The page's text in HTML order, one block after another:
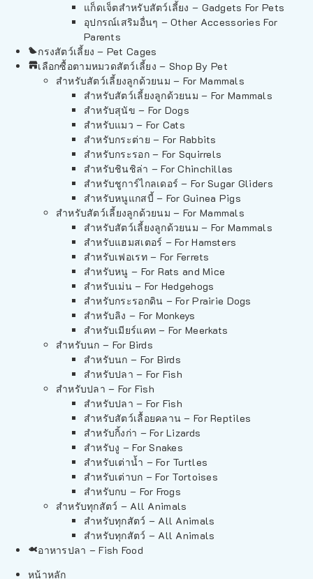
แก็ดเจ็ตสำหรับสัตว์เลี้ยง – Gadgets For Pets
อุปกรณ์เสริมอื่นๆ – Other Accessories For
Parents
กรงสัตว์เลี้ยง – Pet Cages
เลือกซื้อตามหมวดสัตว์เลี้ยง – Shop By Pet
สำหรับสัตว์เลี้ยงลูกด้วยนม – For Mammals
สำหรับสัตว์เลี้ยงลูกด้วยนม – For Mammals
สำหรับสุนัข – For Dogs
สำหรับแมว – For Cats
สำหรับกระต่าย – For Rabbits
สำหรับกระรอก – For Squirrels
สำหรับชินชิล่า – For Chinchillas
สำหรับชูการ์ไกลเดอร์ – For Sugar Gliders
สำหรับหนูแกสบี้ – For Guinea Pigs
สำหรับสัตว์เลี้ยงลูกด้วยนม – For Mammals
สำหรับสัตว์เลี้ยงลูกด้วยนม – For Mammals
สำหรับแฮมสเตอร์ – For Hamsters
สำหรับเฟอเรท – For Ferrets
สำหรับหนู – For Rats and Mice
สำหรับเม่น – For Hedgehogs
สำหรับกระรอกดิน – For Prairie Dogs
สำหรับลิง – For Monkeys
สำหรับเมียร์แคท – For Meerkats
สำหรับนก – For Birds
สำหรับนก – For Birds
สำหรับปลา – For Fish
สำหรับปลา – For Fish
สำหรับปลา – For Fish
สำหรับสัตว์เลื้อยคลาน – For Reptiles
สำหรับกิ้งก่า – For Lizards
สำหรับงู – For Snakes
สำหรับเต่าน้ำ – For Turtles
สำหรับเต่าบก – For Tortoises
สำหรับกบ – For Frogs
สำหรับทุกสัตว์ – All Animals
สำหรับทุกสัตว์ – All Animals
สำหรับทุกสัตว์ – All Animals
อาหารปลา – Fish Food
หน้าหลัก